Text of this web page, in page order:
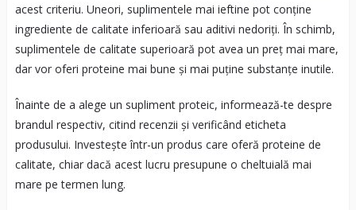
acest criteriu. Uneori, suplimentele mai ieftine pot conține
ingrediente de calitate inferioară sau aditivi nedoriți. În schimb,
suplimentele de calitate superioară pot avea un preț mai mare,
dar vor oferi proteine mai bune și mai puține substanțe inutile.
Înainte de a alege un supliment proteic, informează-te despre
brandul respectiv, citind recenzii și verificând eticheta
produsului. Investește într-un produs care oferă proteine de
calitate, chiar dacă acest lucru presupune o cheltuială mai
mare pe termen lung.